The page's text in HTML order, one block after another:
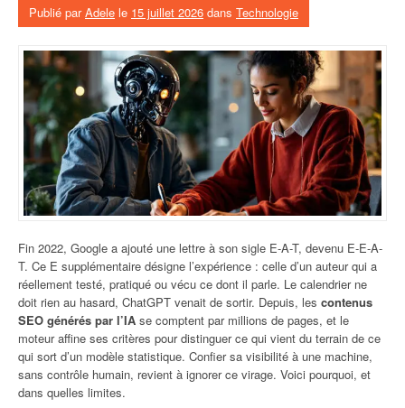
Publié parAdele le 15 juillet 2026 dans Technologie
Fin 2022, Google a ajouté une lettre à son sigle E-A-T, devenu E-E-A-
T. Ce E supplémentaire désigne l’expérience : celle d’un auteur qui a
réellement testé, pratiqué ou vécu ce dont il parle. Le calendrier ne
doit rien au hasard, ChatGPT venait de sortir. Depuis, les contenus
SEO générés par l’IA se comptent par millions de pages, et le
moteur affine ses critères pour distinguer ce qui vient du terrain de ce
qui sort d’un modèle statistique. Confier sa visibilité à une machine,
sans contrôle humain, revient à ignorer ce virage. Voici pourquoi, et
dans quelles limites.